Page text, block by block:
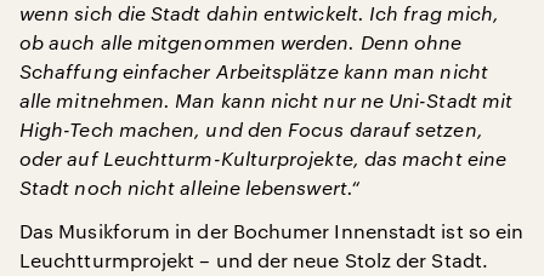
wenn sich die Stadt dahin entwickelt. Ich frag mich,
ob auch alle mitgenommen werden. Denn ohne
Schaffung einfacher Arbeitsplätze kann man nicht
alle mitnehmen. Man kann nicht nur ne Uni-Stadt mit
High-Tech machen, und den Focus darauf setzen,
oder auf Leuchtturm-Kulturprojekte, das macht eine
Stadt noch nicht alleine lebenswert.“
Das Musikforum in der Bochumer Innenstadt ist so ein
Leuchtturmprojekt – und der neue Stolz der Stadt.